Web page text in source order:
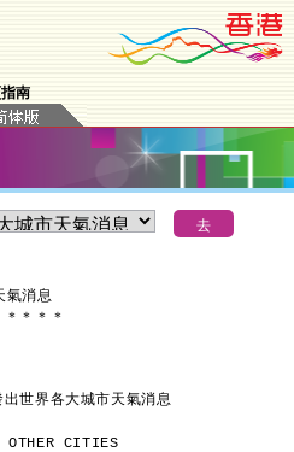
南
氣消息
＊ ＊ ＊ ＊
世界各大城市天氣消息
OTHER CITIES